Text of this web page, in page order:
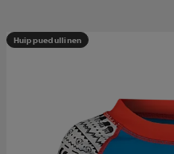
Huippuedullinen